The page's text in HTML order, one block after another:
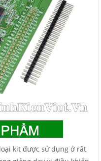
kit được sử dụng ở rất